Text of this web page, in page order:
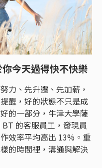
今天過得快不快樂
力、先升遷、先加薪，
醒，好的狀態不只是成
的一部分，牛津大學薩
的客服員工，發現員
效率平均高出 13%。重
的時間裡，溝通與解決